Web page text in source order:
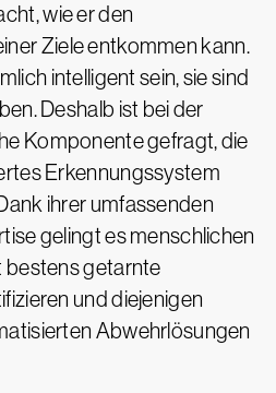
wie er den
Ziele entkommen kann.
intelligent sein, sie sind
Deshalb ist bei der
Komponente gefragt, die
Erkennungssystem
ihrer umfassenden
gelingt es menschlichen
bestens getarnte
und diejenigen
Abwehrlösungen